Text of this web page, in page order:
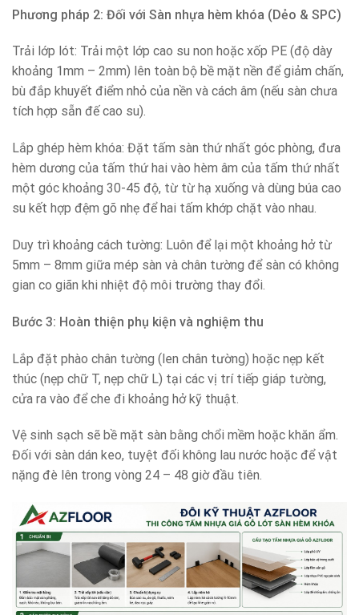
Phương pháp 2: Đối với Sàn nhựa hèm khóa (Dẻo & SPC)
Trải lớp lót: Trải một lớp cao su non hoặc xốp PE (độ dày
khoảng 1mm – 2mm) lên toàn bộ bề mặt nền để giảm chấn,
bù đắp khuyết điểm nhỏ của nền và cách âm (nếu sàn chưa
tích hợp sẵn đế cao su).
Lắp ghép hèm khóa: Đặt tấm sàn thứ nhất góc phòng, đưa
hèm dương của tấm thứ hai vào hèm âm của tấm thứ nhất
một góc khoảng 30-45 độ, từ từ hạ xuống và dùng búa cao
su kết hợp đệm gõ nhẹ để hai tấm khớp chặt vào nhau.
Duy trì khoảng cách tường: Luôn để lại một khoảng hở từ
5mm – 8mm giữa mép sàn và chân tường để sàn có không
gian co giãn khi nhiệt độ môi trường thay đổi.
Bước 3: Hoàn thiện phụ kiện và nghiệm thu
Lắp đặt phào chân tường (len chân tường) hoặc nẹp kết
thúc (nẹp chữ T, nẹp chữ L) tại các vị trí tiếp giáp tường,
cửa ra vào để che đi khoảng hở kỹ thuật.
Vệ sinh sạch sẽ bề mặt sàn bằng chổi mềm hoặc khăn ẩm.
Đối với sàn dán keo, tuyệt đối không lau nước hoặc để vật
nặng đè lên trong vòng 24 – 48 giờ đầu tiên.